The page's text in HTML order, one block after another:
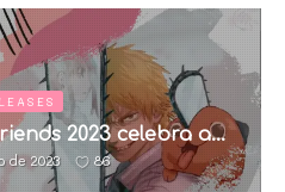
2023 celebra a
alegria dos fãs
de 2023 86